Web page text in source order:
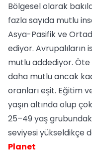
Bölgesel olarak
fazla sayıda mutlu
Asya-Pasifik ve
ediyor. Avrupalıların
mutlu addediyor.
daha mutlu ancak
oranları eşit. Eğitim
yaşın altında olup
25–49 yaş
seviyesi yükseldikçe
Planet